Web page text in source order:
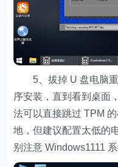
5、拔掉 U 盘电脑重
序安装，直到看到桌面
法可以直接跳过 TPM
地，但建议配置太低的
别注意 Windows1111